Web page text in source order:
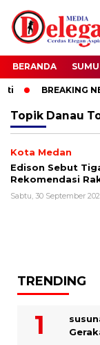
BERANDA
BREAKING
Topik Danau
Kota Medan
Edison Sebut
Rekomendasi
Sabtu, 30 September
TRENDING